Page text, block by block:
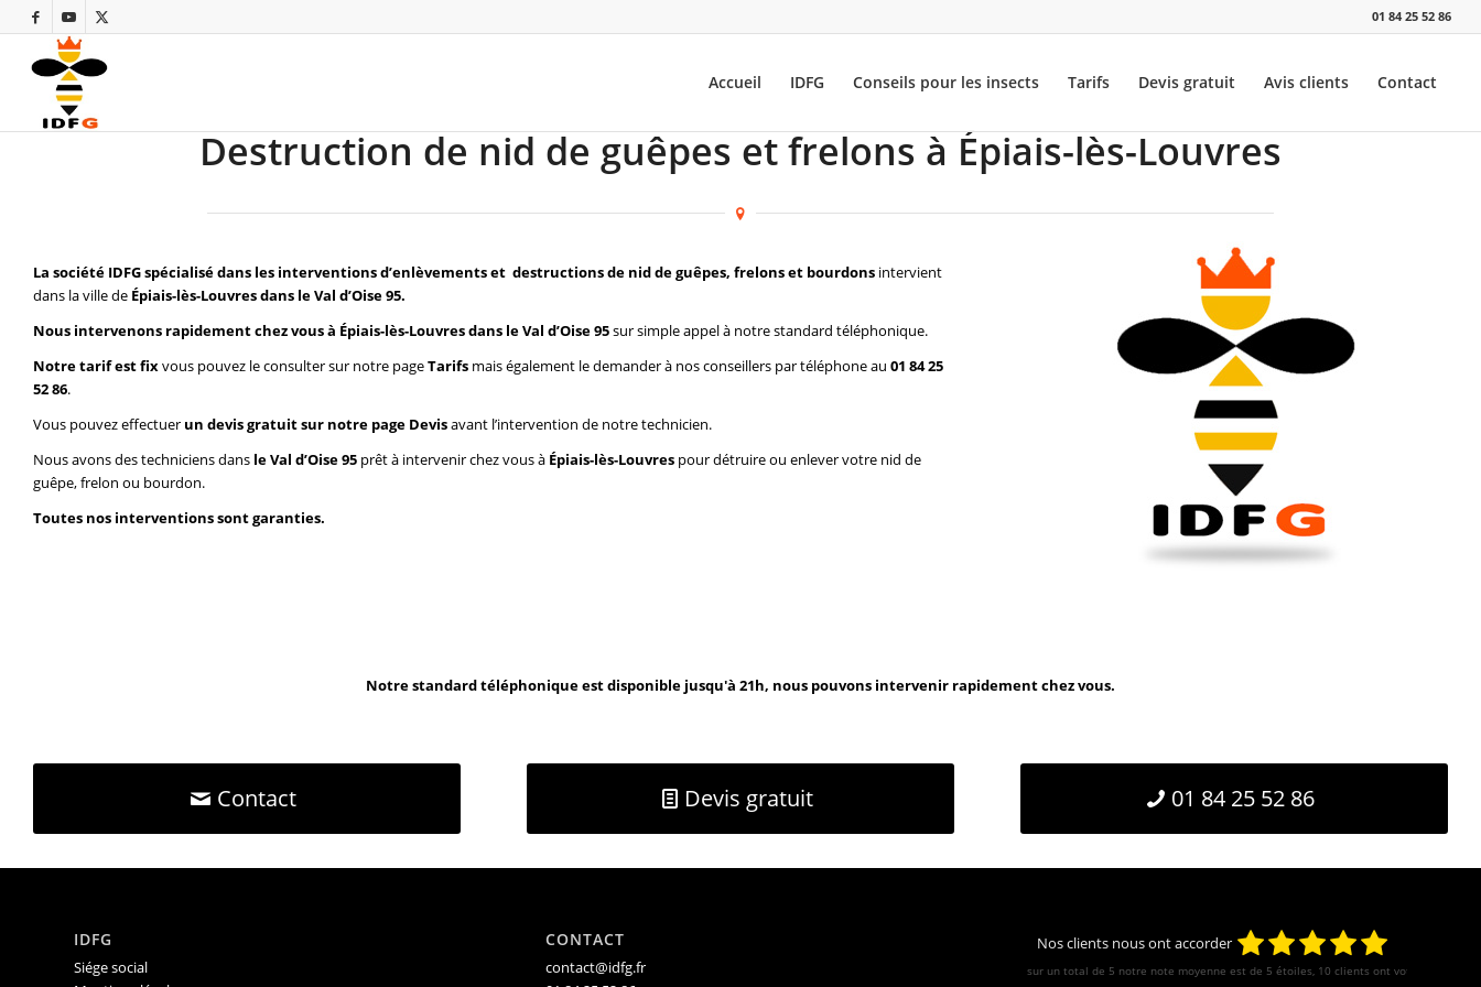
01 84 25 52 86
Accueil IDFG Conseils pour les insects Tarifs Devis gratuit Avis clients Contact
Destruction de nid de guêpes et frelons à Épiais-lès-Louvres
La société IDFG spécialisé dans les interventions d’enlèvements et destructions de nid de guêpes, frelons et bourdons intervient
dans la ville de Épiais-lès-Louvres dans le Val d’Oise 95.
Nous intervenons rapidement chez vous à Épiais-lès-Louvres dans le Val d’Oise 95sur simple appel à notre standard téléphonique.
Notre tarif est fixvous pouvez le consulter sur notre pageTarifs mais également le demander à nos conseillers par téléphone au 01 84 25
52 86.
Vous pouvez effectuer un devis gratuit sur notre page Devisavant l’intervention de notre technicien.
Nous avons des techniciens dans le Val d’Oise 95 prêt à intervenir chez vous à Épiais-lès-Louvres pour détruire ou enlever votre nid de
guêpe, frelon ou bourdon.
Toutes nos interventions sont garanties.
Notre standard téléphonique est disponible jusqu'à 21h, nous pouvons intervenir rapidement chez vous.
Contact Devis gratuit 01 84 25 52 86
IDFG
Siége social
CONTACT
contact@idfg.fr
Nos clients nous ont accorder
sur un total de 5 notre note moyenne est de 5 étoiles, 10 clients ont votés